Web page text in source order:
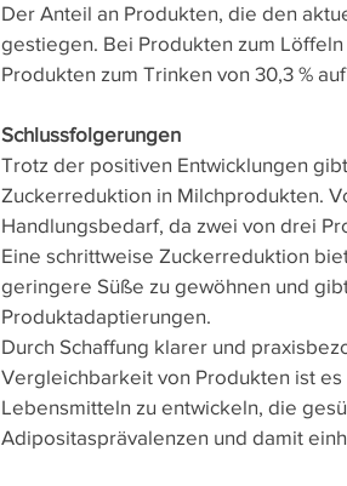
Der Anteil an Produkten, die den
gestiegen. Bei Produkten zum
Produkten zum Trinken von 30,3 % auf
Schlussfolgerungen
Trotz der positiven Entwicklungen
Zuckerreduktion in Milchprodukten.
Handlungsbedarf, da zwei von drei
Eine schrittweise Zuckerreduktion
geringere Süße zu gewöhnen und
Produktadaptierungen.
Durch Schaffung klarer und
Vergleichbarkeit von Produkten ist
Lebensmitteln zu entwickeln, die
Adipositasprävalenzen und damit